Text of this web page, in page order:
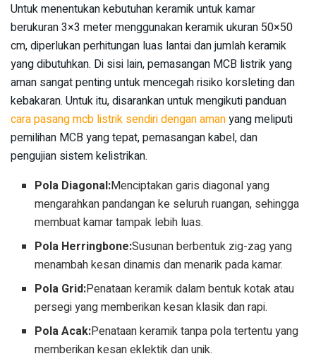
Untuk menentukan kebutuhan keramik untuk kamar
berukuran 3×3 meter menggunakan keramik ukuran 50×50
cm, diperlukan perhitungan luas lantai dan jumlah keramik
yang dibutuhkan. Di sisi lain, pemasangan MCB listrik yang
aman sangat penting untuk mencegah risiko korsleting dan
kebakaran. Untuk itu, disarankan untuk mengikuti panduan
cara pasang mcb listrik sendiri dengan amanyang meliputi
pemilihan MCB yang tepat, pemasangan kabel, dan
pengujian sistem kelistrikan.
Pola Diagonal:Menciptakan garis diagonal yang
mengarahkan pandangan ke seluruh ruangan, sehingga
membuat kamar tampak lebih luas.
Pola Herringbone:Susunan berbentuk zig-zag yang
menambah kesan dinamis dan menarik pada kamar.
Pola Grid:Penataan keramik dalam bentuk kotak atau
persegi yang memberikan kesan klasik dan rapi.
Pola Acak:Penataan keramik tanpa pola tertentu yang
memberikan kesan eklektik dan unik.